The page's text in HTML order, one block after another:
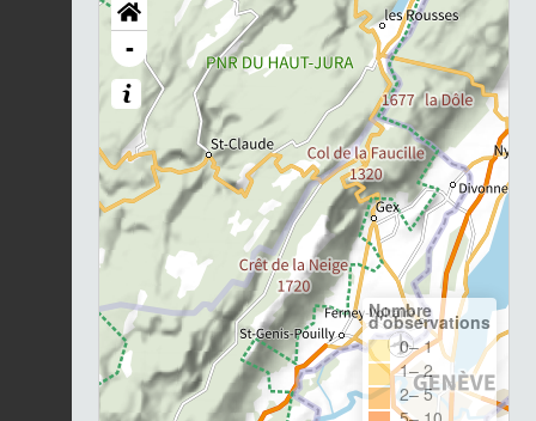
-
Nombre
d'observations
0– 1
1– 2
2– 5